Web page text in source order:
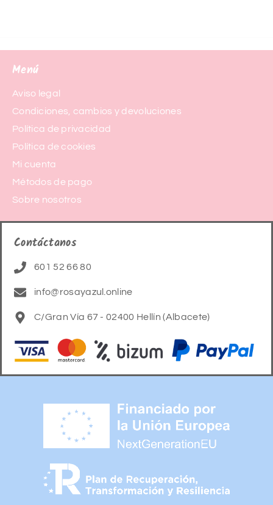
Menú
Aviso legal
Condiciones, cambios y devoluciones
Política de privacidad
Política de cookies
Mi cuenta
Métodos de pago
Sobre nosotros
Contáctanos
601 52 66 80
info@rosayazul.online
C/Gran Vía 67 - 02400 Hellín (Albacete)